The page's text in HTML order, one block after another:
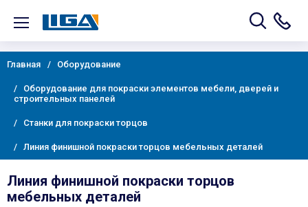
Главная Оборудование
Оборудование для покраски элементов мебели, дверей и
строительных панелей
Станки для покраски торцов
Линия финишной покраски торцов мебельных деталей
Линия финишной покраски торцов
мебельных деталей